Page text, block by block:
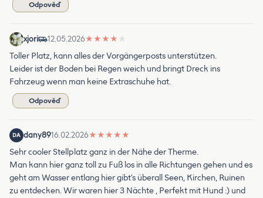
Odpověď
xjori 12.05.2026★ ★ ★ ★ ★
Toller Platz, kann alles der Vorgängerposts unterstützen.
Leider ist der Boden bei Regen weich und bringt Dreck ins
Fahrzeug wenn man keine Extraschuhe hat.
Odpověď
DA dany8916.02.2026★ ★ ★ ★ ★
Sehr cooler Stellplatz ganz in der Nähe der Therme.
Man kann hier ganz toll zu Fuß los in alle Richtungen gehen und es
geht am Wasser entlang hier gibt’s überall Seen, Kirchen, Ruinen
zu entdecken. Wir waren hier 3 Nächte , Perfekt mit Hund :) und